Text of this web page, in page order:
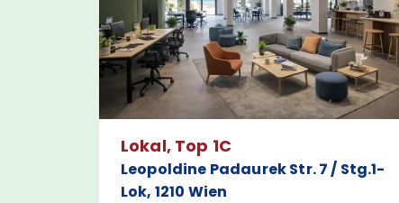
Lokal, Top 1C
Leopoldine Padaurek Str. 7 / Stg.1-
Lok, 1210 Wien